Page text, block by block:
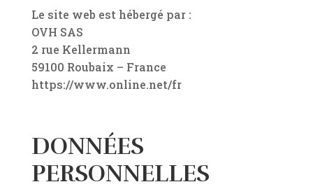
Le site web est hébergé par :
OVH SAS
2 rue Kellermann
59100 Roubaix – France
https://www.online.net/fr
DONNÉES
PERSONNELLES